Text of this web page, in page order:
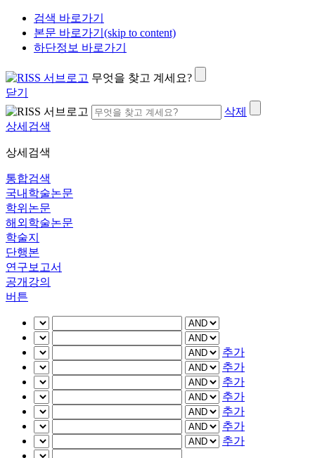
검색 바로가기
본문 바로가기(skip to content)
하단정보 바로가기
무엇을 찾고 계세요?
닫기
삭제
상세검색
상세검색
통합검색
국내학술논문
학위논문
해외학술논문
학술지
단행본
연구보고서
공개강의
버튼
추가
추가
추가
추가
추가
추가
추가